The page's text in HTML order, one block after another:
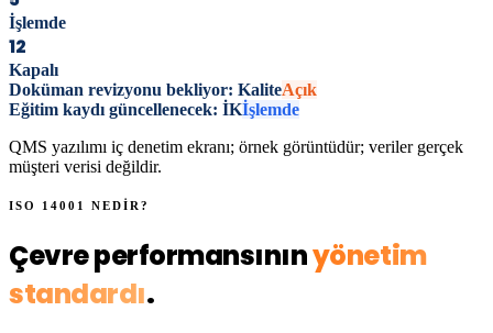
İşlemde
12
Kapalı
Doküman revizyonu bekliyor: KaliteAçık
Eğitim kaydı güncellenecek: İKİşlemde
QMS yazılımı iç denetim ekranı; örnek görüntüdür; veriler gerçek
müşteri verisi değildir.
ISO 14001 NEDİR?
Çevre performansınınyönetim
standardı.